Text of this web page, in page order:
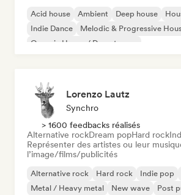
Acid house Ambient Deep house
Indie Dance
Melodic & Progressive
Organic House / Downtempo
Lorenzo Lautz
Synchro
> 1600 feedbacks réalisés
Alternative rockDream popHard rock
Représenter des artistes ou leur
l’image/films/publicités
Alternative rock Hard rock Indie pop
Metal / Heavy metal
New wave
Post